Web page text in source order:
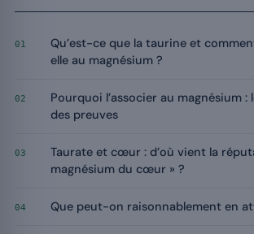
01
Qu’est-ce que la taurine et
elle au magnésium ?
02
Pourquoi l’associer au magnésium
des preuves
03
Taurate et cœur : d’où vient la
magnésium du cœur » ?
04 Que peut-on raisonnablement en